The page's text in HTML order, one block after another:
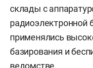
склады с
радиоэлектронной
применялись
базирования и
ведомстве.